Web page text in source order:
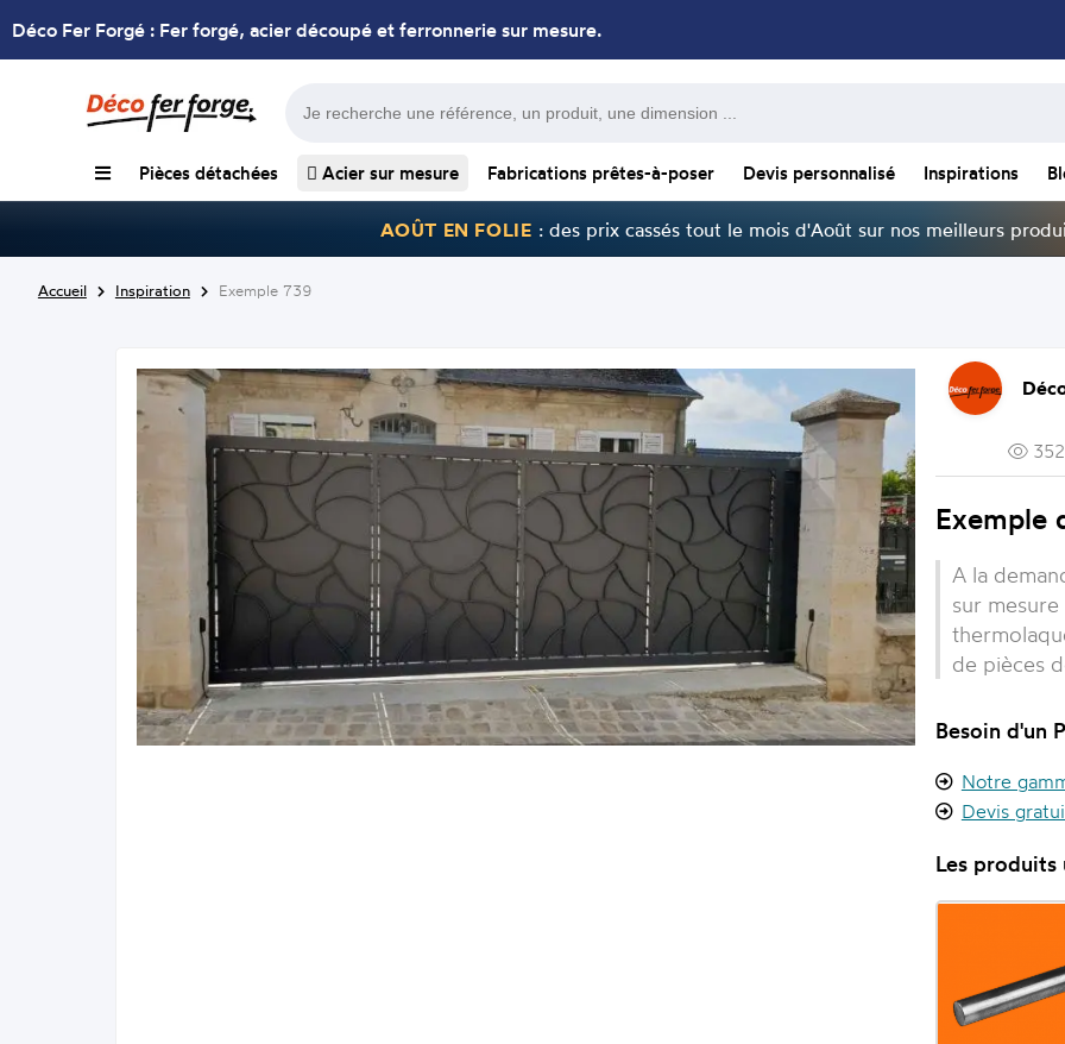
Déco Fer Forgé : Fer forgé, acier découpé et ferronnerie sur mesure.
Pièces détachées Acier sur mesure Fabrications prêtes-à-poser Devis personnalisé Inspirations
AOÛT EN FOLIE : des prix cassés tout le mois d'Août sur nos meilleurs
Accueil Inspiration Exemple 739
Exemple
A la
sur
de pièces
Besoin d'un
Notre
Devis
Les produits